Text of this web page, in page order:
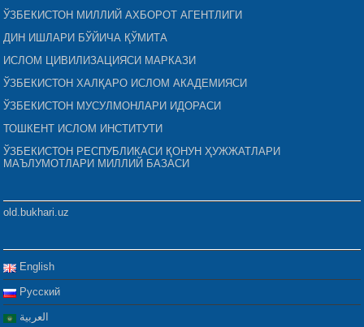
ЎЗБЕКИСТОН МИЛЛИЙ АХБОРОТ АГЕНТЛИГИ
ДИН ИШЛАРИ БЎЙИЧА ҚЎМИТА
ИСЛОМ ЦИВИЛИЗАЦИЯСИ МАРКАЗИ
ЎЗБЕКИСТОН ХАЛҚАРО ИСЛОМ АКАДЕМИЯСИ
ЎЗБЕКИСТОН МУСУЛМОНЛАРИ ИДОРАСИ
ТОШКЕНТ ИСЛОМ ИНСТИТУТИ
ЎЗБЕКИСТОН РЕСПУБЛИКАСИ ҚОНУН ҲУЖЖАТЛАРИ
МАЪЛУМОТЛАРИ МИЛЛИЙ БАЗАСИ
old.bukhari.uz
English
Русский
العربية